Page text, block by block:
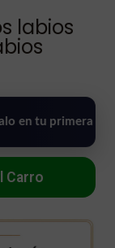
labios
primera compra!
Carro